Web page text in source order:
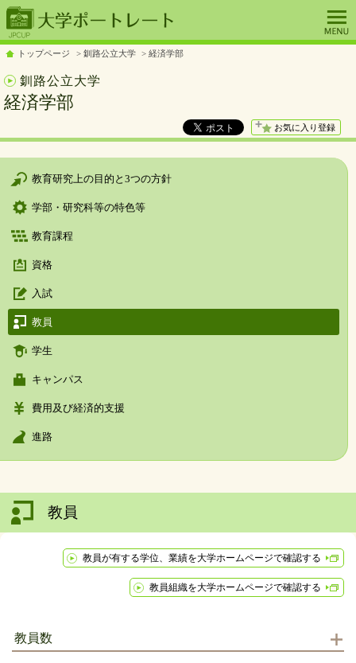
トップページ 釧路公立大学 経済学部
釧路公立大学
経済学部
お気に入り登録
教育研究上の目的と3つの方針
学部・研究科等の特色等
教育課程
資格
入試
教員
学生
キャンパス
費用及び経済的支援
進路
教員
教員が有する学位、業績を大学ホームページで確認する
教員組織を大学ホームページで確認する
教員数